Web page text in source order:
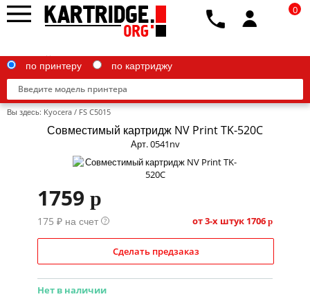
Canon
Epson
IBM
по принтеру по картриджу
0
Вы здесь: Kyocera / FS C5015
Совместимый картридж NV Print TK-520C
Арт. 0541nv
1759 p
175 ₽ на счет ? от 3-х штук 1706 p
Сделать предзаказ
Нет в наличии